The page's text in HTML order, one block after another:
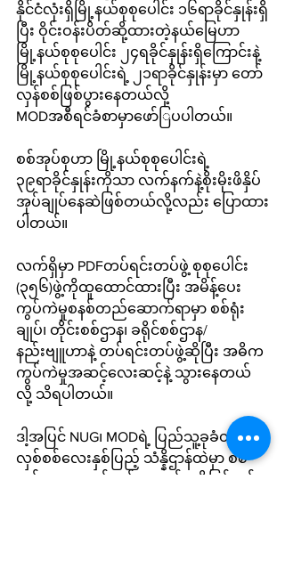
နိုင်ငံလုံးရှိမြို့နယ်စုစုပေါင်း ၁၆ရာခိုင်နှုန်းရှိ
ပြီး ဝိုင်းဝန်းပိတ်ဆို့ထားတဲ့နယ်မြေဟာ
မြို့နယ်စုစုပေါင်း ၂၄ရခိုင်နှုန်းရှိကြောင်းနဲ့
မြို့နယ်စုစုပေါင်းရဲ့ ၂၁ရာခိုင်နှုန်းမှာ တော်
လှန်စစ်ဖြစ်ပွားနေတယ်လို့
MODအစီရင်ခံစာမှာဖော်ြပပါတယ်။
စစ်အုပ်စုဟာ မြို့နယ်စုစုပေါင်းရဲ့
၃၉ရာခိုင်နှုန်းကိုသာ လက်နက်နဲ့စိုးမိုးဖိနှိပ်
အုပ်ချုပ်နေဆဲဖြစ်တယ်လို့လည်း ပြောထား
ပါတယ်။
လက်ရှိမှာ PDFတပ်ရင်းတပ်ဖွဲ့ စုစုပေါင်း
(၃၅၆)ဖွဲ့ကိုထူထောင်ထားပြီး အမိန့်ပေး
ကွပ်ကဲမှုစနစ်တည်ဆောက်ရာမှာ စစ်ရုံး
ချုပ်၊ တိုင်းစစ်ဌာန၊ ခရိုင်စစ်ဌာန/
နည်းဗျူဟာနဲ့ တပ်ရင်းတပ်ဖွဲ့ဆိုပြီး အဓိက
ကွပ်ကဲမှုအဆင့်လေးဆင့်နဲ့ သွားနေတယ်
လို့ သိရပါတယ်။
ဒါ့အပြင် NUG၊ MODရဲ့ ပြည်သူ့ခုခံတွန်း
လှစ်စစ်လေးနှစ်ပြည့် သံန္နိဌာန်ထဲမှာ စစ်
အုပ်စုကအခုနှစ်ကုန်မှာ ကျင်းပဖို့ပြင်ဆင်